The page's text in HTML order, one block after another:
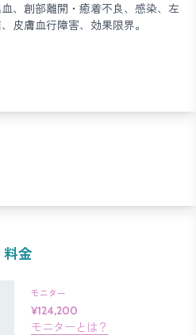
、創部離開・癒着不良、感染、左
皮膚血行障害、効果限界。
料金
モニター
¥124,200
モニターとは？